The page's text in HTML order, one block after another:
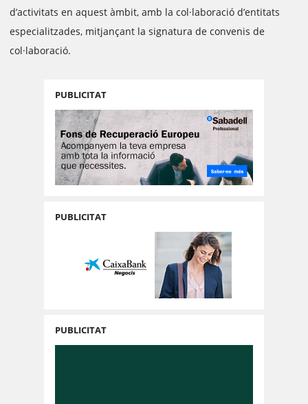
d’activitats en aquest àmbit, amb la col·laboració d’entitats
especialitzades, mitjançant la signatura de convenis de
col·laboració.
PUBLICITAT
PUBLICITAT
PUBLICITAT